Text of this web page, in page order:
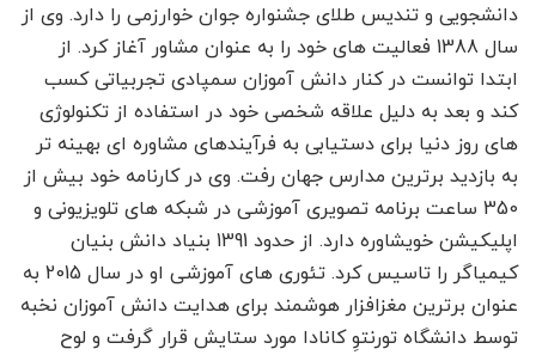
دانشجویی و تندیس طلای جشنواره جوان خوارزمی را دارد. وی از
سال 1388 فعالیت های خود را به عنوان مشاور آغاز کرد. از
ابتدا توانست در کنار دانش آموزان سمپادی تجربیاتی کسب
کند و بعد به دلیل علاقه شخصی خود در استفاده از تکنولوژی
های روز دنیا برای دستیابی به فرآیندهای مشاوره ای بهینه تر
به بازدید برترین مدارس جهان رفت. وی در کارنامه خود بیش از
350 ساعت برنامه تصویری آموزشی در شبکه های تلویزیونی و
اپلیکیشن خویشاوره دارد. از حدود 1391 بنیاد دانش بنیان
کیمیاگر را تاسیس کرد. تئوری های آموزشی او در سال 2015 به
عنوان برترین مغزافزار هوشمند برای هدایت دانش آموزان نخبه
توسط دانشگاه تورنتوِ کانادا مورد ستایش قرار گرفت و لوح